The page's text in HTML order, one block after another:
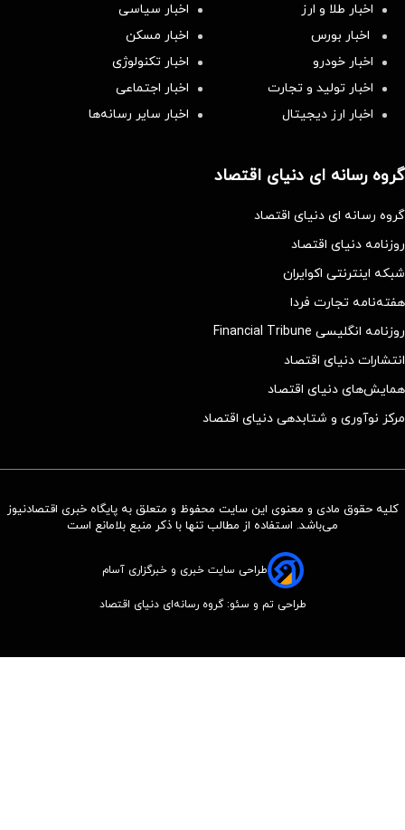
اخبار طلا و ارز
اخبار سیاسی
اخبار بورس
اخبار مسکن
اخبار خودرو
اخبار تکنولوژی
اخبار تولید و تجارت
اخبار اجتماعی
اخبار ارز دیجیتال
اخبار سایر رسانه‌‌ها
گروه رسانه ای دنیای اقتصاد
گروه رسانه ای دنیای اقتصاد
روزنامه دنیای اقتصاد
شبکه اینترنتی اکوایران
هفته‌نامه تجارت فردا
روزنامه انگلیسی Financial Tribune
انتشارات دنیای اقتصاد
همایش‌های دنیای اقتصاد
مرکز نوآوری و شتابدهی دنیای اقتصاد
کلیه حقوق مادی و معنوی این سایت محفوظ و متعلق به پایگاه خبری اقتصادنیوز
می‌باشد. استفاده از مطالب تنها با ذکر منبع بلامانع است
طراحی سایت خبری و خبرگزاری آسام
طراحی تم و سئو: گروه رسانه‌ای دنیای اقتصاد